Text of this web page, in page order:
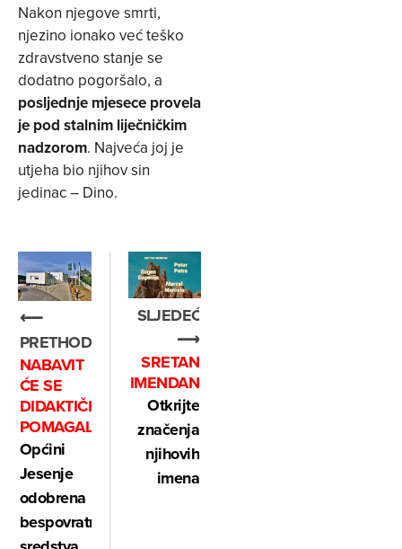
Nakon njegove smrti,
njezino ionako već teško
zdravstveno stanje se
dodatno pogoršalo, a
posljednje mjesece provela
je pod stalnim liječničkim
nadzorom. Najveća joj je
utjeha bio njihov sin
jedinac – Dino.
⟵
PRETHODNO
NABAVIT
ĆE SE
DIDAKTIČKA
POMAGALA
Općini
Jesenje
odobrena
bespovratna
SLJEDEĆE
⟶
SRETAN
IMENDAN
Otkrijte
značenja
njihovih
imena